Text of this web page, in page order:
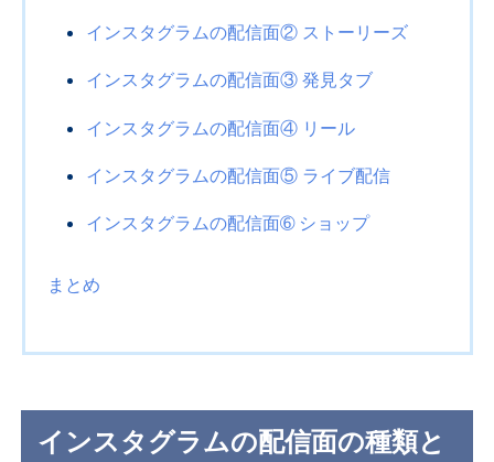
インスタグラムの配信面② ストーリーズ
インスタグラムの配信面③ 発見タブ
インスタグラムの配信面④ リール
インスタグラムの配信面⑤ ライブ配信
インスタグラムの配信面➅ ショップ
まとめ
インスタグラムの配信面の種類と